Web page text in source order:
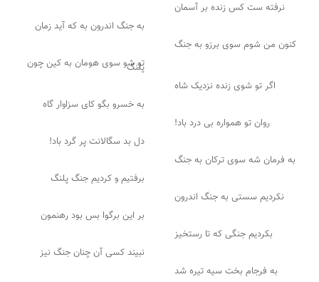
نرفته ست کس زنده بر آسمان
به جنگ اندرون به که آید زمان
کنون من شوم سوی برزو به جنگ
تو شو سوی هومان به کین چون
پلنگ
اگر تو شوی زنده نزدیک شاه
به خسرو بگو کای سزاوار گاه
روان تو همواره بی درد باد!
دل بد سگالانت پر گرد باد!
به فرمان شه سوی ترکان به جنگ
برفتیم و کردیم جنگ پلنگ
نکردیم سستی به جنگ اندرون
بر این برگوا بس بود رهنمون
بکردیم جنگی که تا رستخیز
نبیند کسی آن چنان جنگ نیز
به فرجام بخت سیه تیره شد